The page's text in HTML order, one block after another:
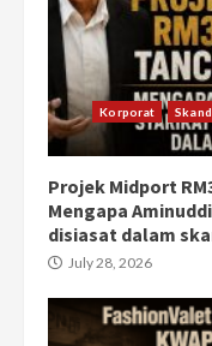
Korporat
Projek Midport
Mengapa
disiasat dalam
July 28, 2026